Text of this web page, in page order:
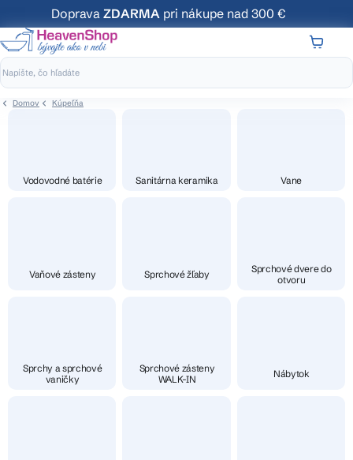
na
obsah
Doprava ZDARMA pri nákupe nad 300 €
Domov Kúpeľňa
Vodovodné batérie Sanitárna keramika Vane
Vaňové zásteny Sprchové žľaby
Sprchové dvere do
otvoru
Sprchy a sprchové
vaničky
Sprchové zásteny
WALK-IN
Nábytok